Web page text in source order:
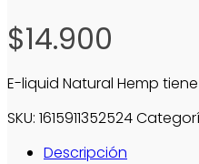
$14.900
E-liquid Natural Hemp
SKU: 1615911352524
Descripción